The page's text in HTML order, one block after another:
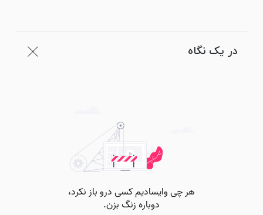
در یک نگاه